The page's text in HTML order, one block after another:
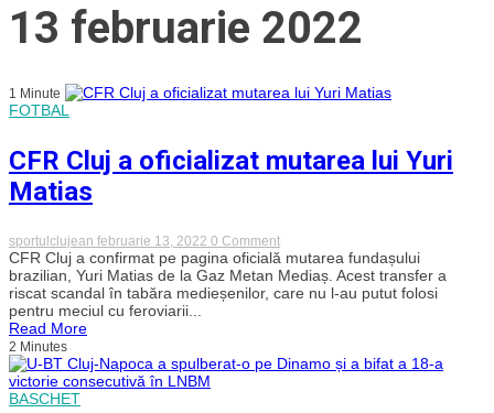
13 februarie 2022
1 Minute
FOTBAL
CFR Cluj a oficializat mutarea lui Yuri
Matias
sportulclujean februarie 13, 2022 0 Commenton
CFR
Cluj
a
oficializat
Matias
CFR Cluj a confirmat pe pagina oficială mutarea fundașului
brazilian, Yuri Matias de la Gaz Metan Mediaș. Acest transfer a
riscat scandal în tabăra medieșenilor, care nu l-au putut folosi
pentru meciul cu feroviarii...
Read More
2 Minutes
BASCHET